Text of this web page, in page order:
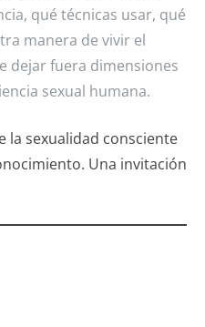
qué técnicas usar, qué
manera de vivir el
dejar fuera dimensiones
sexual humana.